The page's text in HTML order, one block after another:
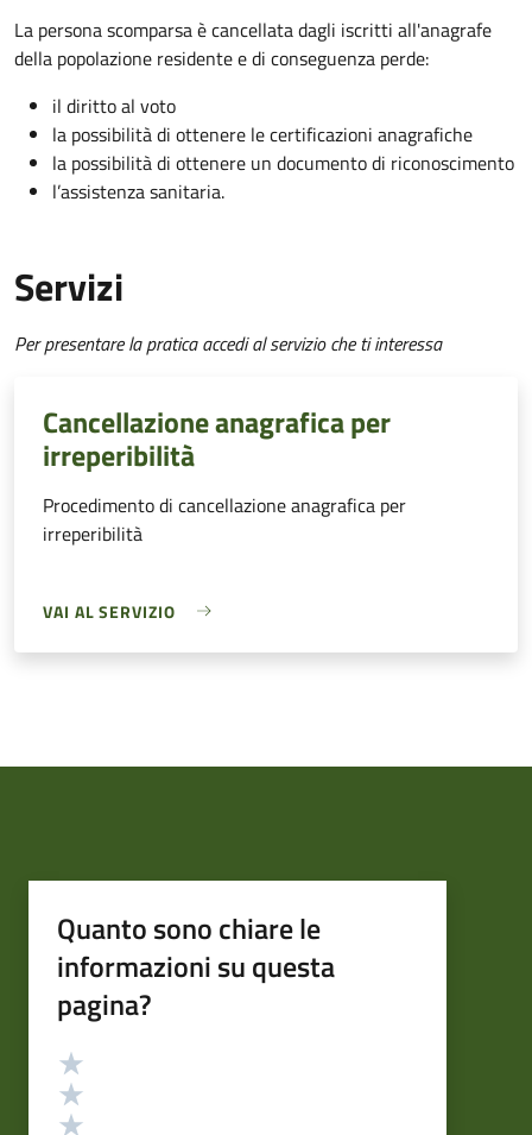
La persona scomparsa è cancellata dagli iscritti all'anagrafe
della popolazione residente e di conseguenza perde:
il diritto al voto
la possibilità di ottenere le certificazioni anagrafiche
la possibilità di ottenere un documento di riconoscimento
l’assistenza sanitaria.
Servizi
Per presentare la pratica accedi al servizio che ti interessa
Cancellazione anagrafica per
irreperibilità
Procedimento di cancellazione anagrafica per
irreperibilità
VAI AL SERVIZIO
Quanto sono chiare le
informazioni su questa
pagina?
Valutazione